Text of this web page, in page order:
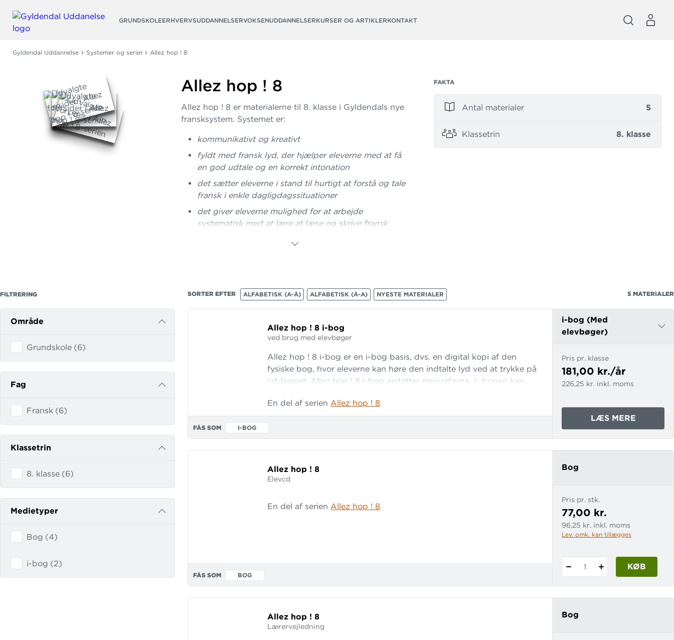
GRUNDSKOLEERHVERVSUDDANNELSERVOKSENUDDANNELSERKURSER OG ARTIKLERKONTAKT
Gyldendal Uddannelse Systemer og serier Allez hop ! 8
Allez hop ! 8
Allez hop ! 8 er materialerne til 8. klasse i Gyldendals nye
fransksystem. Systemet er:
kommunikativt og kreativt
fyldt med fransk lyd, der hjælper eleverne med at få
en god udtale og en korrekt intonation
det sætter eleverne i stand til hurtigt at forstå og tale
fransk i enkle dagligdagssituationer
det giver eleverne mulighed for at arbejde
systematisk med at lære at læse og skrive fransk
det er opbygget tematisk og fyldt med fakta om
kompetencer og interesser
det integrerer it i undervisningen
det hjælper eleverne med at sætte mål for deres
læring - og med at evaluere målene
det evaluerer elevernes fremskridt i fire tests
det omfatter en grundig lærervejledning med mange
FAKTA
Antal materialer 5
Klassetrin 8. klasse
FILTRERING
Område
Grundskole (6)
Fag
Fransk (6)
Klassetrin
8. klasse (6)
Medietyper
Bog (4)
i-bog (2)
SORTER EFTER ALFABETISK (A-Å) ALFABETISK (Å-A) NYESTE MATERIALER 5 MATERIALER
Allez hop ! 8 i-bog
ved brug med elevbøger
Allez hop ! 8 i-bog er en i-bog basis, dvs. en digital kopi af den
fysiske bog, hvor eleverne kan høre den indtalte lyd ved at trykke på
cd-logoet. Allez hop ! 8 i-bog erstatter elev-cd’erne. i- bogen kan
En del af serienAllez hop ! 8
FÅS SOM I-BOG
i-bog (Med
elevbøger)
elevbøger)
Pris pr. klasse
181,00 kr./år
226,25 kr. inkl. moms
LÆS MEREOM
ALLEZ
HOP
Allez hop ! 8
Elevcd
En del af serien Allez hop ! 8
FÅS SOM BOG
Bog
Pris pr. stk.
77,00 kr.
96,25 kr. inkl. moms
Lev. omk. kan tillægges
1 KØB
Allez hop ! 8
Lærervejledning
Bog